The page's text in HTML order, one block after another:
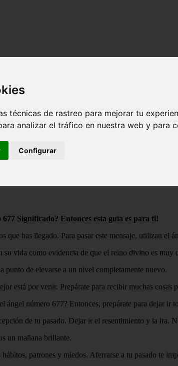
técnicas de rastreo para mejorar tu
analizar el tráfico en nuestra web y para
Configurar
- Significado y Simbolismo
y Simbolismo
Significado? Entonces esta guía es para ti!
que has llegado. Para pasar este mensaje, utilizan el
su vida como evidencia de que el reino divino es muy
punto de elevarse a un nivel completamente nuevo.
está por venir. Prepárate para recibir muchas
ángel número 677? Entonces, prepárate para dejar ir
de tu pasado. Dejar ir el resentimiento y la ira.
un mañana brillante.
patrones y miedos. Aferrarse a tu pasado te